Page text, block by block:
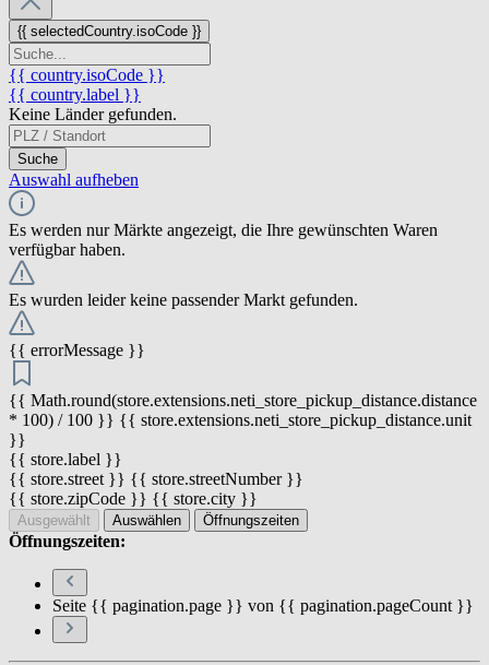
{{ selectedCountry.isoCode }}
{{ country.isoCode }}
{{ country.label }}
Keine Länder gefunden.
Suche
Auswahl aufheben
Es werden nur Märkte angezeigt, die Ihre gewünschten Waren
verfügbar haben.
Es wurden leider keine passender Markt gefunden.
{{ errorMessage }}
{{ Math.round(store.extensions.neti_store_pickup_distance.distance
* 100) / 100 }} {{ store.extensions.neti_store_pickup_distance.unit
}}
{{ store.label }}
{{ store.street }} {{ store.streetNumber }}
{{ store.zipCode }} {{ store.city }}
Ausgewählt Auswählen Öffnungszeiten
Öffnungszeiten:
Seite {{ pagination.page }} von {{ pagination.pageCount }}